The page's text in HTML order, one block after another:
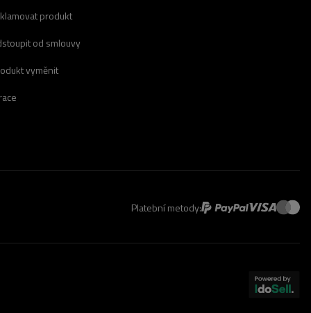
produkt
od smlouvy
vyměnit
Platební metody: